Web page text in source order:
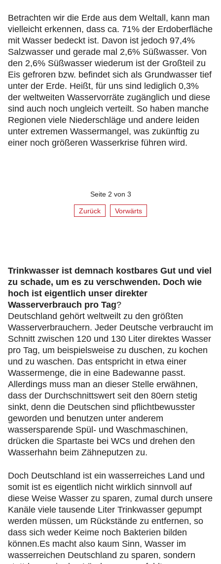
Betrachten wir die Erde aus dem Weltall, kann man
vielleicht erkennen, dass ca. 71% der Erdoberfläche
mit Wasser bedeckt ist. Davon ist jedoch 97,4%
Salzwasser und gerade mal 2,6% Süßwasser. Von
den 2,6% Süßwasser wiederum ist der Großteil zu
Eis gefroren bzw. befindet sich als Grundwasser tief
unter der Erde. Heißt, für uns sind lediglich 0,3%
der weltweiten Wasservorräte zugänglich und diese
sind auch noch ungleich verteilt. So haben manche
Regionen viele Niederschläge und andere leiden
unter extremen Wassermangel, was zukünftig zu
einer noch größeren Wasserkrise führen wird.
Seite 2 von 3
Zurück Vorwärts
Trinkwasser ist demnach kostbares Gut und viel
zu schade, um es zu verschwenden. Doch wie
hoch ist eigentlich unser direkter
Wasserverbrauch pro Tag?
Deutschland gehört weltweilt zu den größten
Wasserverbrauchern. Jeder Deutsche verbraucht im
Schnitt zwischen 120 und 130 Liter direktes Wasser
pro Tag, um beispielsweise zu duschen, zu kochen
und zu waschen. Das entspricht in etwa einer
Wassermenge, die in eine Badewanne passt.
Allerdings muss man an dieser Stelle erwähnen,
dass der Durchschnittswert seit den 80ern stetig
sinkt, denn die Deutschen sind pflichtbewusster
geworden und benutzen unter anderem
wassersparende Spül- und Waschmaschinen,
drücken die Spartaste bei WCs und drehen den
Wasserhahn beim Zähneputzen zu.
Doch Deutschland ist ein wasserreiches Land und
somit ist es eigentlich nicht wirklich sinnvoll auf
diese Weise Wasser zu sparen, zumal durch unsere
Kanäle viele tausende Liter Trinkwasser gepumpt
werden müssen, um Rückstände zu entfernen, so
dass sich weder Keime noch Bakterien bilden
können.Es macht also kaum Sinn, Wasser im
wasserreichen Deutschland zu sparen, sondern